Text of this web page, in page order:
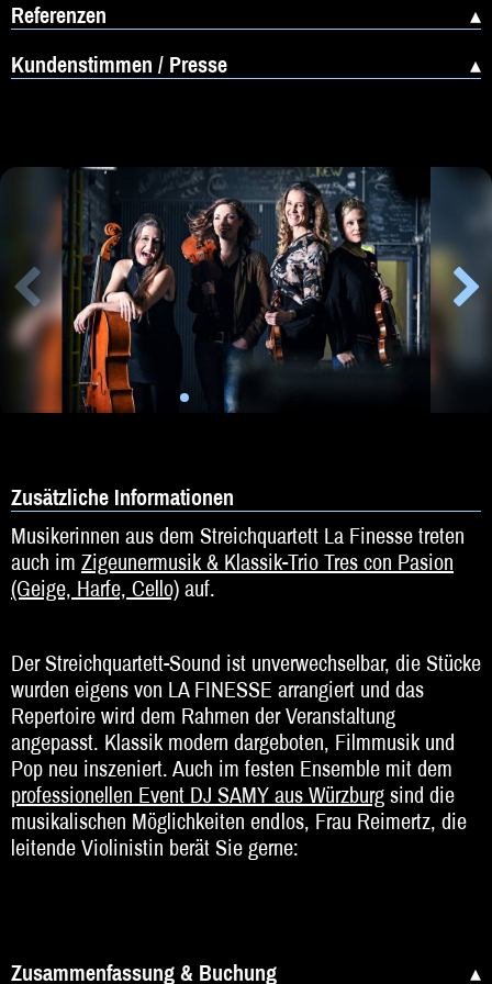
Referenzen
Kundenstimmen / Presse
Zusätzliche Informationen
Musikerinnen aus dem Streichquartett La Finesse treten
auch im Zigeunermusik & Klassik-Trio Tres con Pasion
(Geige, Harfe, Cello)auf.
Der Streichquartett-Sound ist unverwechselbar, die Stücke
wurden eigens von LA FINESSE arrangiert und das
Repertoire wird dem Rahmen der Veranstaltung
angepasst. Klassik modern dargeboten, Filmmusik und
Pop neu inszeniert. Auch im festen Ensemble mit dem
professionellen Event DJ SAMY aus Würzburgsind die
musikalischen Möglichkeiten endlos, Frau Reimertz, die
leitende Violinistin berät Sie gerne:
Zusammenfassung & Buchung